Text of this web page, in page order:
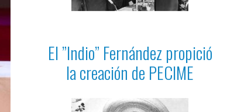
El ”Indio” Fernández propició
la creación de PECIME